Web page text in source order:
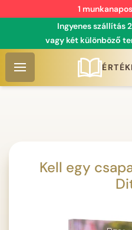
1
Ingyenes szállítás
vagy két különböző
Kell egy